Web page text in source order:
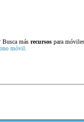
Busca más recursos para
móvil.